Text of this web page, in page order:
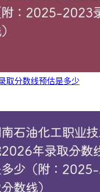
。
方填报指南或
年录取分数线详
录取分数线：广东专科批
专科批文科376分，其他
线
取分数线预估是多少